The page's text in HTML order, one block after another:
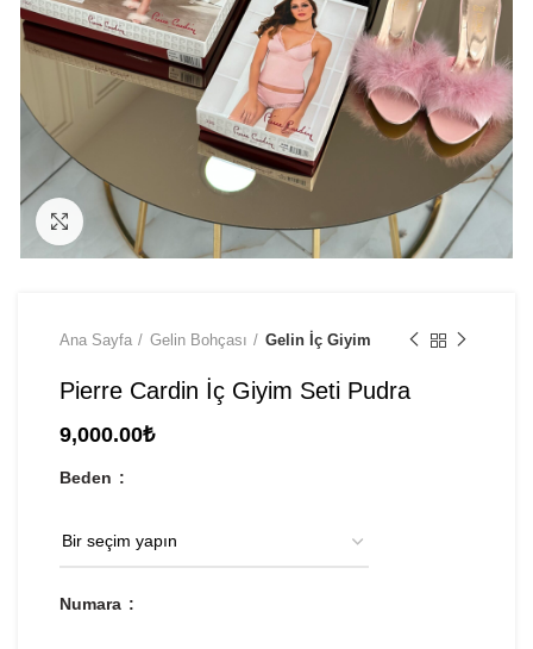
Click to enlarge
Ana Sayfa Gelin Bohçası Gelin İç Giyim
Pierre Cardin İç Giyim Seti Pudra
9,000.00₺
Beden
Numara